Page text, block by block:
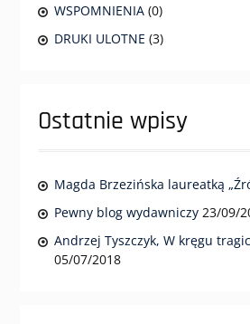
WSPOMNIENIA (0)
DRUKI ULOTNE (3)
Ostatnie wpisy
Magda Brzezińska laureatką
Pewny blog wydawniczy 23/09/
Andrzej Tyszczyk, W kręgu
05/07/2018